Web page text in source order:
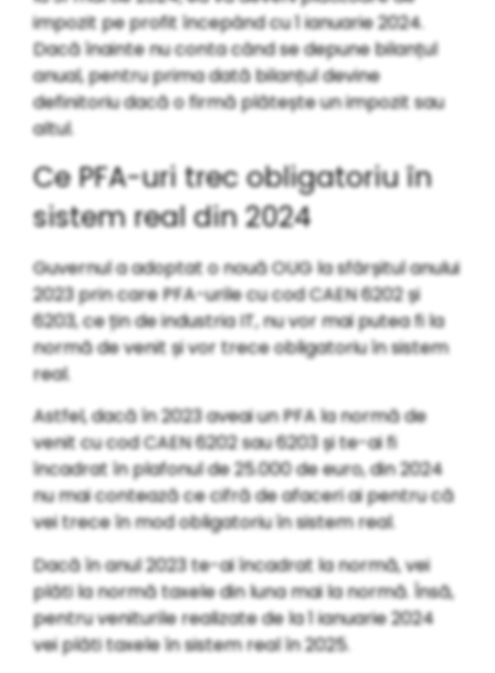
impozit pe profit începând cu 1 ianuarie 2024.
Dacă înainte nu conta când se depune bilanțul
anual, pentru prima dată bilanțul devine
definitoriu dacă o firmă plătește un impozit sau
altul.
Ce PFA-uri trec obligatoriu în
sistem real din 2024
Guvernul a adoptat o nouă OUG la sfârșitul anului
2023 prin care PFA-urile cu cod CAEN 6202 și
6203, ce țin de industria IT, nu vor mai putea fi la
normă de venit și vor trece obligatoriu în sistem
real.
Astfel, dacă în 2023 aveai un PFA la normă de
venit cu cod CAEN 6202 sau 6203 și te-ai fi
încadrat în plafonul de 25.000 de euro, din 2024
nu mai contează ce cifră de afaceri ai pentru că
vei trece în mod obligatoriu în sistem real.
Dacă în anul 2023 te-ai încadrat la normă, vei
plăti la normă taxele din luna mai la normă. Însă,
pentru veniturile realizate de la 1 ianuarie 2024
vei plăti taxele în sistem real în 2025.